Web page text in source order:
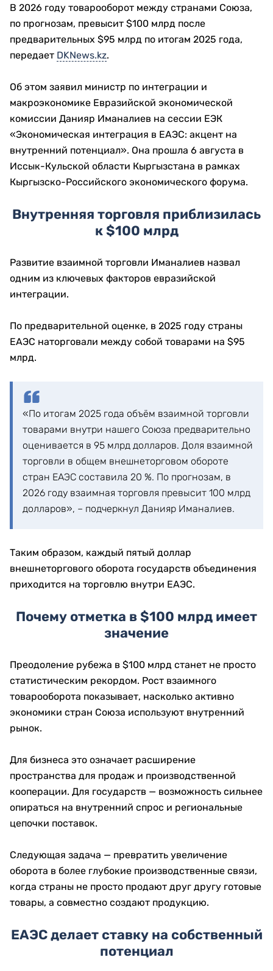
В 2026 году товарооборот между странами Союза,
по прогнозам, превысит $100 млрд после
предварительных $95 млрд по итогам 2025 года,
передает DKNews.kz.
Об этом заявил министр по интеграции и
макроэкономике Евразийской экономической
комиссии Данияр Иманалиев на сессии ЕЭК
«Экономическая интеграция в ЕАЭС: акцент на
внутренний потенциал». Она прошла 6 августа в
Иссык-Кульской области Кыргызстана в рамках
Кыргызско-Российского экономического форума.
Внутренняя торговля приблизилась
к $100 млрд
Развитие взаимной торговли Иманалиев назвал
одним из ключевых факторов евразийской
интеграции.
По предварительной оценке, в 2025 году страны
ЕАЭС наторговали между собой товарами на $95
млрд.
«По итогам 2025 года объём взаимной торговли
товарами внутри нашего Союза предварительно
оценивается в 95 млрд долларов. Доля взаимной
торговли в общем внешнеторговом обороте
стран ЕАЭС составила 20 %. По прогнозам, в
2026 году взаимная торговля превысит 100 млрд
долларов», – подчеркнул Данияр Иманалиев.
Таким образом, каждый пятый доллар
внешнеторгового оборота государств объединения
приходится на торговлю внутри ЕАЭС.
Почему отметка в $100 млрд имеет
значение
Преодоление рубежа в $100 млрд станет не просто
статистическим рекордом. Рост взаимного
товарооборота показывает, насколько активно
экономики стран Союза используют внутренний
рынок.
Для бизнеса это означает расширение
пространства для продаж и производственной
кооперации. Для государств — возможность сильнее
опираться на внутренний спрос и региональные
цепочки поставок.
Следующая задача — превратить увеличение
оборота в более глубокие производственные связи,
когда страны не просто продают друг другу готовые
товары, а совместно создают продукцию.
ЕАЭС делает ставку на собственный
потенциал